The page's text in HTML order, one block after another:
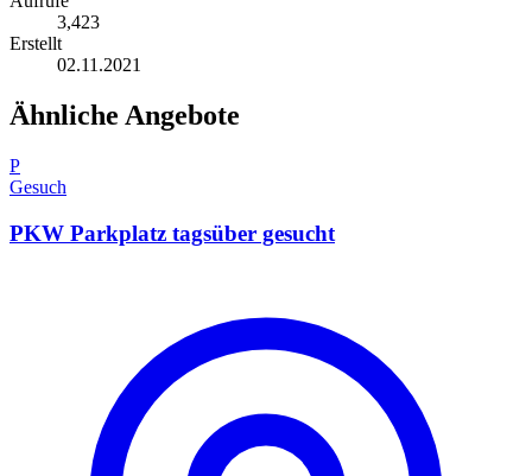
3,423
Erstellt
02.11.2021
Ähnliche Angebote
P
Gesuch
PKW Parkplatz tagsüber gesucht